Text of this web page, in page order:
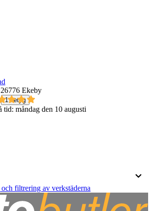
26776 Ekeby
1 betyg
tid: måndag den 10 augusti
filtrering av verkstäderna